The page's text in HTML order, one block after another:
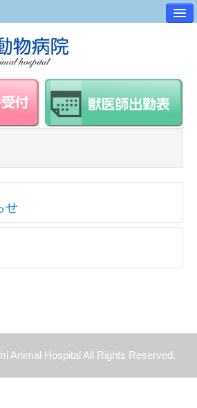
イス
せ
Animal Hospital All Rights Reserved.